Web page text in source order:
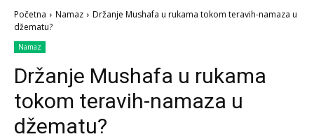
Početna Namaz
Držanje Mushafa u rukama tokom teravih-namaza u
džematu?
Namaz
Držanje Mushafa u rukama
tokom teravih-namaza u
džematu?